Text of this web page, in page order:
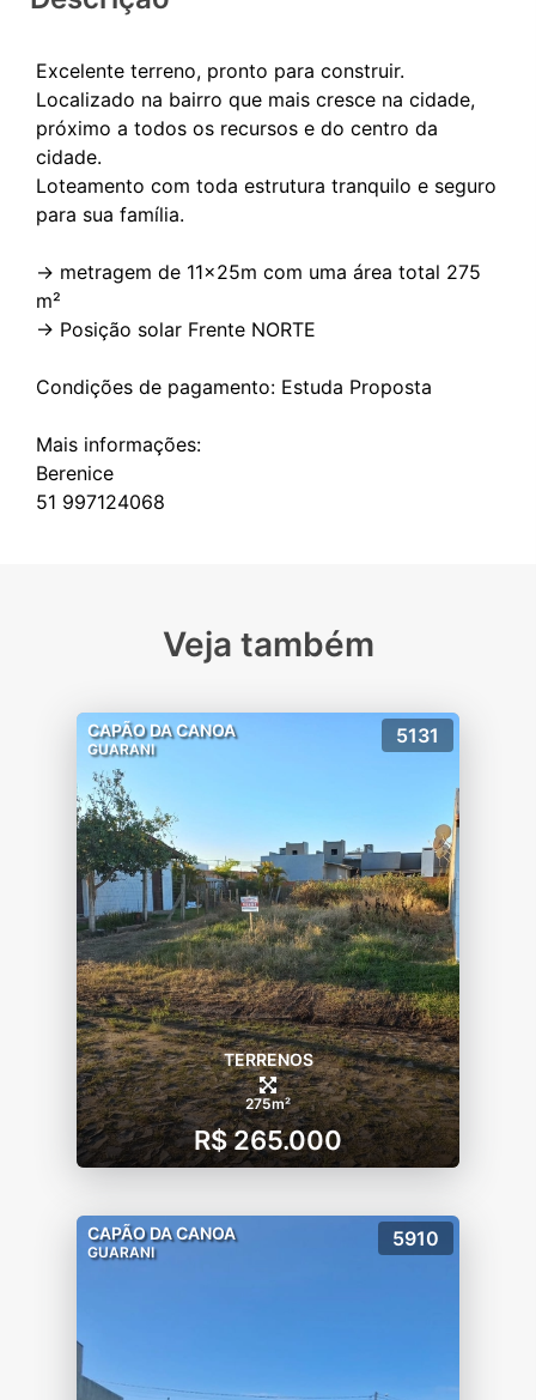
Excelente terreno, pronto para construir.
Localizado na bairro que mais cresce na cidade,
próximo a todos os recursos e do centro da
cidade.
Loteamento com toda estrutura tranquilo e seguro
para sua família.
-> metragem de 11x25m com uma área total 275
m²
-> Posição solar Frente NORTE
Condições de pagamento: Estuda Proposta
Mais informações:
Berenice
Veja também
CAPÃO DA CANOA
GUARANI
5131
TERRENOS
275m²
R$ 265.000
CAPÃO DA CANOA
GUARANI
5910